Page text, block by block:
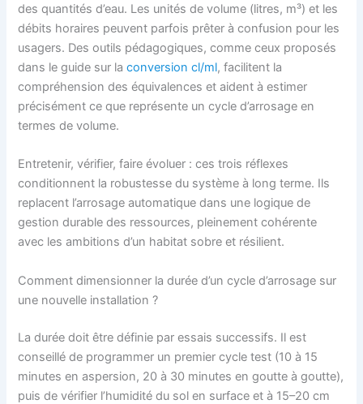
des quantités d’eau. Les unités de volume (litres, m³) et les
débits horaires peuvent parfois prêter à confusion pour les
usagers. Des outils pédagogiques, comme ceux proposés
dans le guide sur laconversion cl/ml, facilitent la
compréhension des équivalences et aident à estimer
précisément ce que représente un cycle d’arrosage en
termes de volume.
Entretenir, vérifier, faire évoluer : ces trois réflexes
conditionnent la robustesse du système à long terme. Ils
replacent l’arrosage automatique dans une logique de
gestion durable des ressources, pleinement cohérente
avec les ambitions d’un habitat sobre et résilient.
Comment dimensionner la durée d’un cycle d’arrosage sur
une nouvelle installation ?
La durée doit être définie par essais successifs. Il est
conseillé de programmer un premier cycle test (10 à 15
minutes en aspersion, 20 à 30 minutes en goutte à goutte),
puis de vérifier l’humidité du sol en surface et à 15–20 cm